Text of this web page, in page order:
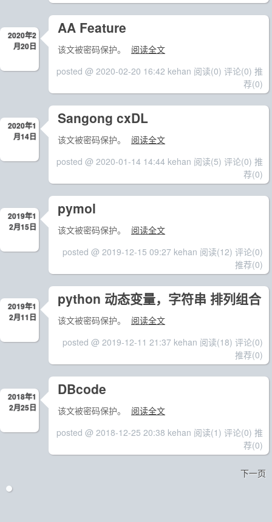
2020年2
月20日
AA Feature
该文被密码保护。
阅读全文
posted @ 2020-02-20 16:42 kehan 阅读(0) 评论(0) 推
荐(0)
2020年1
月14日
Sangong cxDL
该文被密码保护。
阅读全文
posted @ 2020-01-14 14:44 kehan 阅读(5) 评论(0) 推
荐(0)
2019年1
2月15日
pymol
该文被密码保护。
阅读全文
posted @ 2019-12-15 09:27 kehan 阅读(12) 评论(0)
推荐(0)
2019年1
2月11日
python 动态变量，字符串 排列组合
该文被密码保护。
阅读全文
posted @ 2019-12-11 21:37 kehan 阅读(18) 评论(0)
推荐(0)
2018年1
2月25日
DBcode
该文被密码保护。
阅读全文
posted @ 2018-12-25 20:38 kehan 阅读(1) 评论(0) 推
荐(0)
下一页